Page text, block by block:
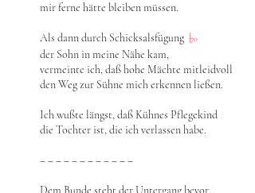
mir ferne hätte bleiben müssen.
Als dann durch Schicksalsfügung 70
der Sohn in meine Nähe kam,
vermeinte ich, daß hohe Mächte mitleidvoll
den Weg zur Sühne mich erkennen ließen.
Ich wußte längst, daß Kühnes Pflegekind
die Tochter ist, die ich verlassen habe.
‒ ‒ ‒ ‒ ‒ ‒ ‒ ‒ ‒ ‒ ‒ ‒
Dem Bunde steht der Untergang bevor,